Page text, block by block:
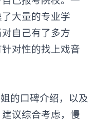
大量的专业学
自己有了多方
对性的找上戏音
的口碑介绍，以及
议综合考虑，慢